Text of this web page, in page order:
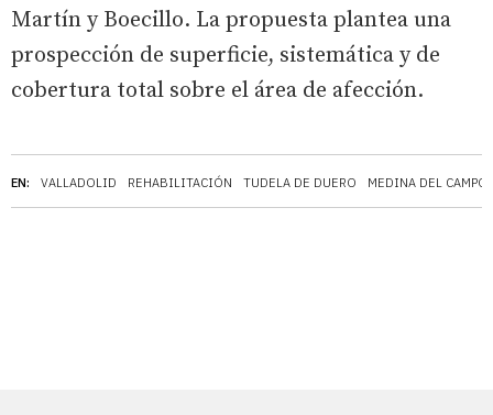
EN: VALLADOLID REHABILITACIÓN TUDELA DE DUERO MEDINA DEL CAMPO
Martín y Boecillo. La propuesta plantea una
prospección de superficie, sistemática y de
cobertura total sobre el área de afección.